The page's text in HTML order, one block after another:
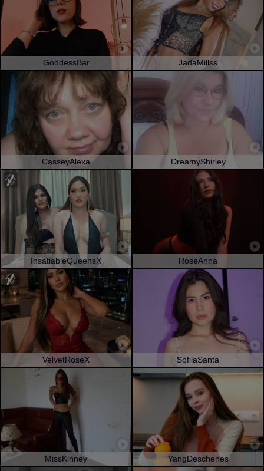
GoddessBar JadaMillss
CasseyAlexa DreamyShirley
InsatiableQueensX RoseAnna
VelvetRoseX SofilaSanta
MissKinney YangDeschenes